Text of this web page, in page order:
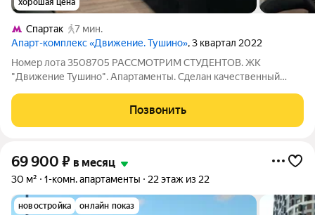
хорошая цена
Спартак
7 мин.
Апарт-комплекс «Движение. Тушино», 3 квартал 2022
Номер лота 3508705 РАССМОТРИМ СТУДЕНТОВ. ЖК
"Движение Тушино". Апартаменты. Сделан качественный
гарнитур. Из бытовой техники: холодильник и стиральная
машина. Установлена новая мебель -
Позвонить
69 900 ₽ в месяц
30 м² 1-комн. апартаменты 22 этаж из 22
новостройка онлайн показ